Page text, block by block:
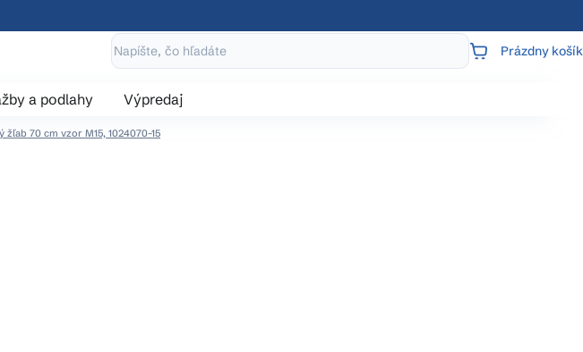
NÁKUPNÝ
Prázdny košík
a podlahy Výpredaj
70 cm vzor M15, 1024070-15